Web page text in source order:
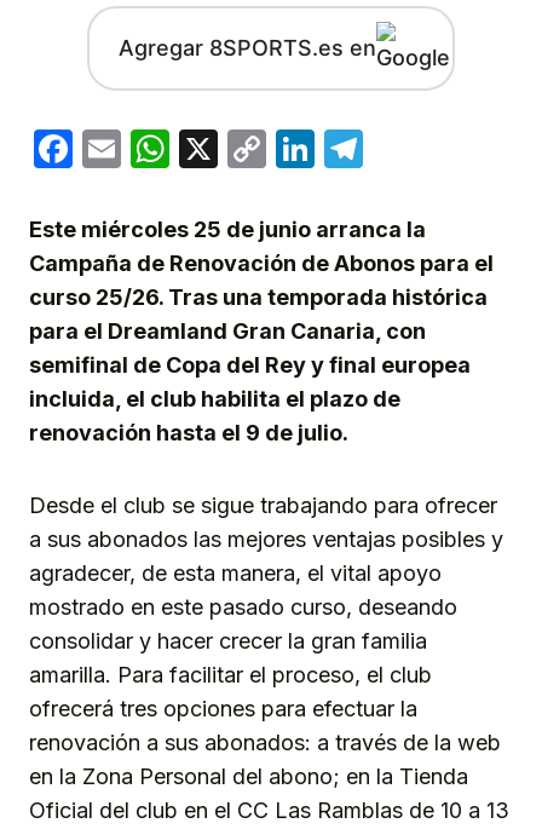
Agregar 8SPORTS.es en
Facebook
EmailWhatsApp
X
CopyLinkedIn
Este miércoles 25 de junio arranca la
Campaña de Renovación de Abonos para el
curso 25/26. Tras una temporada histórica
para el Dreamland Gran Canaria, con
semifinal de Copa del Rey y final europea
incluida, el club habilita el plazo de
renovación hasta el 9 de julio.
Desde el club se sigue trabajando para ofrecer
a sus abonados las mejores ventajas posibles y
agradecer, de esta manera, el vital apoyo
mostrado en este pasado curso, deseando
consolidar y hacer crecer la gran familia
amarilla. Para facilitar el proceso, el club
ofrecerá tres opciones para efectuar la
renovación a sus abonados: a través de la web
en la Zona Personal del abono; en la Tienda
Oficial del club en el CC Las Ramblas de 10 a 13